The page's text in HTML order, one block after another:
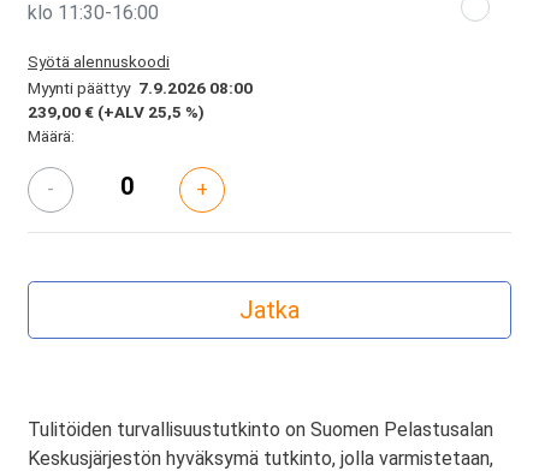
klo 11:30-16:00
Syötä alennuskoodi
Myynti päättyy 7.9.2026 08:00
239,00 € (+ALV 25,5 %)
Määrä:
- +
Tulitöiden turvallisuustutkinto on Suomen Pelastusalan
Keskusjärjestön hyväksymä tutkinto, jolla varmistetaan,